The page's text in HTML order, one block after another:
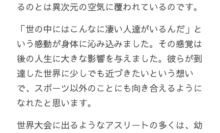
るのとは異次元の空気に覆われているのです。
「世の中にはこんなに凄い人達がいるんだ」と
いう感動が身体に沁み込みました。その感覚は
後の人生に大きな影響を与えました。彼らが到
達した世界に少しでも近づきたいという想い
で、スポーツ以外のことにも向き合えるように
なれたと思います。
世界大会に出るようなアスリートの多くは、幼